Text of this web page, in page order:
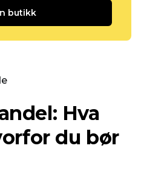
butikk
Hva
du bør